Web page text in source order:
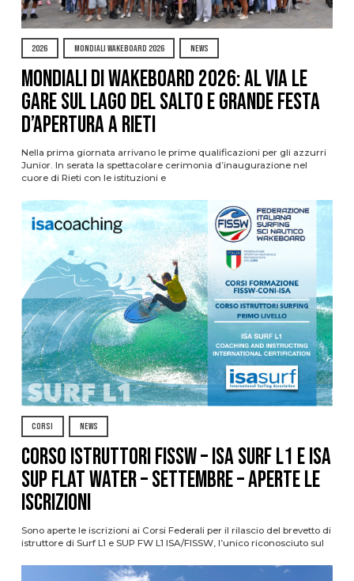
2026 MONDIALI WAKEBOARD 2026 NEWS
Mondiali di Wakeboard 2026: al via le
gare sul Lago del Salto e grande festa
d’apertura a Rieti
Nella prima giornata arrivano le prime qualificazioni per gli azzurri
Junior. In serata la spettacolare cerimonia d’inaugurazione nel
cuore di Rieti con le istituzioni e
CORSI NEWS
CORSO ISTRUTTORI FISSW – ISA SURF L1 e ISA
SUP Flat Water – SETTEMBRE – APERTE LE
ISCRIZIONI
Sono aperte le iscrizioni ai Corsi Federali per il rilascio del brevetto di
istruttore di Surf L1 e SUP FW L1 ISA/FISSW, l’unico riconosciuto sul